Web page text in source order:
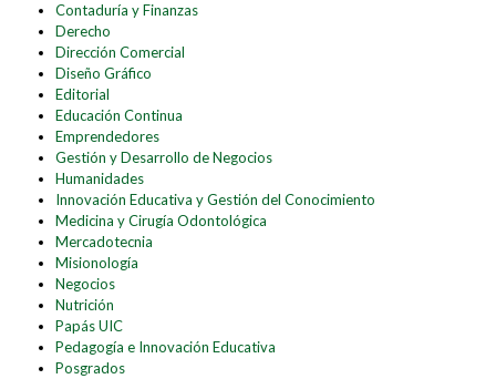
Contaduría y Finanzas
Derecho
Dirección Comercial
Diseño Gráfico
Editorial
Educación Continua
Emprendedores
Gestión y Desarrollo de Negocios
Humanidades
Innovación Educativa y Gestión del Conocimiento
Medicina y Cirugía Odontológica
Mercadotecnia
Misionología
Negocios
Nutrición
Papás UIC
Pedagogía e Innovación Educativa
Posgrados